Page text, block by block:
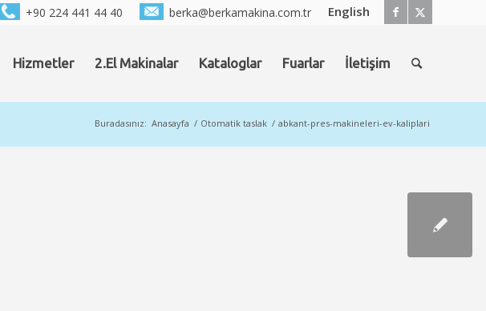
+90 224 441 44 40 berka@berkamakina.com.tr English
Hizmetler 2.El Makinalar Kataloglar Fuarlar İletişim
Buradasınız: Anasayfa / Otomatik taslak / abkant-pres-makineleri-ev-kaliplari